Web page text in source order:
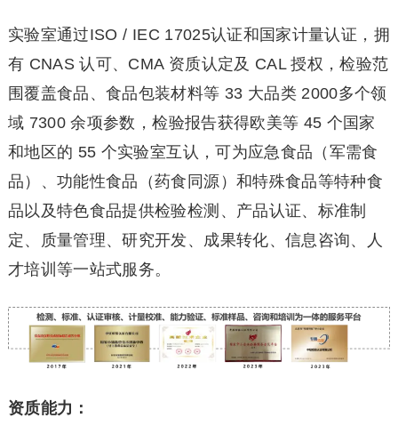
实验室通过ISO / IEC 17025认证和国家计量认证，拥
有 CNAS 认可、CMA 资质认定及 CAL 授权，检验范
围覆盖食品、食品包装材料等 33 大品类 2000多个领
域 7300 余项参数，检验报告获得欧美等 45 个国家
和地区的 55 个实验室互认，可为应急食品（军需食
品）、功能性食品（药食同源）和特殊食品等特种食
品以及特色食品提供检验检测、产品认证、标准制
定、质量管理、研究开发、成果转化、信息咨询、人
才培训等一站式服务。
资质能力：